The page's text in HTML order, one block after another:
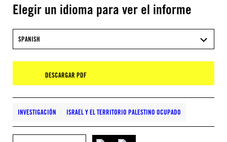
Elegir un idioma para ver el informe
SPANISH
DESCARGAR PDF
INVESTIGACIÓN ISRAEL Y EL TERRITORIO PALESTINO OCUPADO